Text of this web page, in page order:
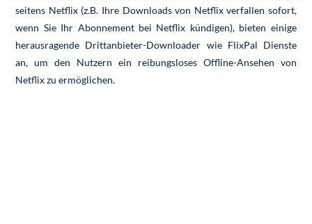
seitens Netflix (z.B. Ihre Downloads von Netflix verfallen sofort,
wenn Sie Ihr Abonnement bei Netflix kündigen), bieten einige
herausragende Drittanbieter-Downloader wie FlixPal Dienste
an, um den Nutzern ein reibungsloses Offline-Ansehen von
Netflix zu ermöglichen.